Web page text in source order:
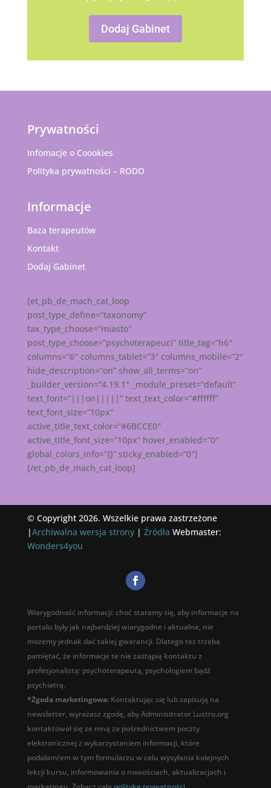
Dodaj Gabinet
Prywatności
Infomacje o Coookies
Polityka prywatności – RODO
Informacje
Baza terapeutów
Kontakt
Dodaj Gabinet
[et_pb_de_mach_cat_loop
post_type_define=”taxonomy”
tax_type_choose=”miasto”
post_type_choose=”psychoterapeuci” title_tag=”h6″
columns=”6″ columns_tablet=”3″ columns_mobile=”2″
hide_description=”on” show_all_terms=”on”
_builder_version=”4.19.1″ _module_preset=”default”
text_font=”|||on|||||” text_text_color=”#ffffff”
text_font_size=”10px”
active_title_text_color=”#6BCCE0″
active_title_font_size=”10px” hover_enabled=”0″
global_colors_info=”{}” sticky_enabled=”0″]
[/et_pb_de_mach_cat_loop]
© Copyright 2026. Wszelkie prawa zastrzeżone
|Archiwalna wersja strony| Źródła Webmaster:
Wonders4you
Wiarygodność informacji: choć staramy się, aby informacje na
portalu były jak najbardziej wiarygodne i aktualne, nie
możemy jednak dać takiej gwarancji. Dlatego też trzeba
pamiętać, że informacje te nie zastąpią kontaktu z
profesjonalistą: psychoterapeutą, psychologiem bądź
psychiatrą.
*Zgoda marketingowa: Kontaktując się lub zapisują na
newsletter, wyrażasz zgodę, aby Adminisitrator Lustro.org
kontaktował się ze mną za pośrednictwem poczty
elektronicznej z wykorzystaniem informacji, które
podałam/em w tym formularzu w celu wysyłania kolejnych
lekcji kursu, informowania o nowościach, aktualizacjach i